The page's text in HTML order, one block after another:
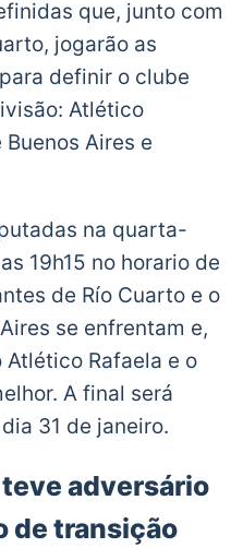
que, junto com
jogarão as
definir o clube
Atlético
Aires e
na quarta-
19h15 no horario de
de Río Cuarto e o
se enfrentam e,
Rafaela e o
A final será
31 de janeiro.
adversário
de transição